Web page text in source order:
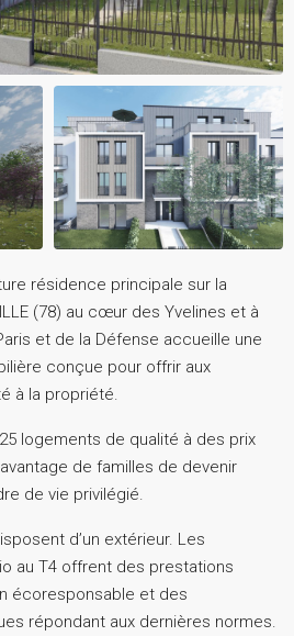
résidence principale sur la
(78) au cœur des Yvelines et à
et de la Défense accueille une
conçue pour offrir aux
à la propriété.
logements de qualité à des prix
de familles de devenir
de vie privilégié.
d’un extérieur. Les
au T4 offrent des prestations
écoresponsable et des
répondant aux dernières normes.